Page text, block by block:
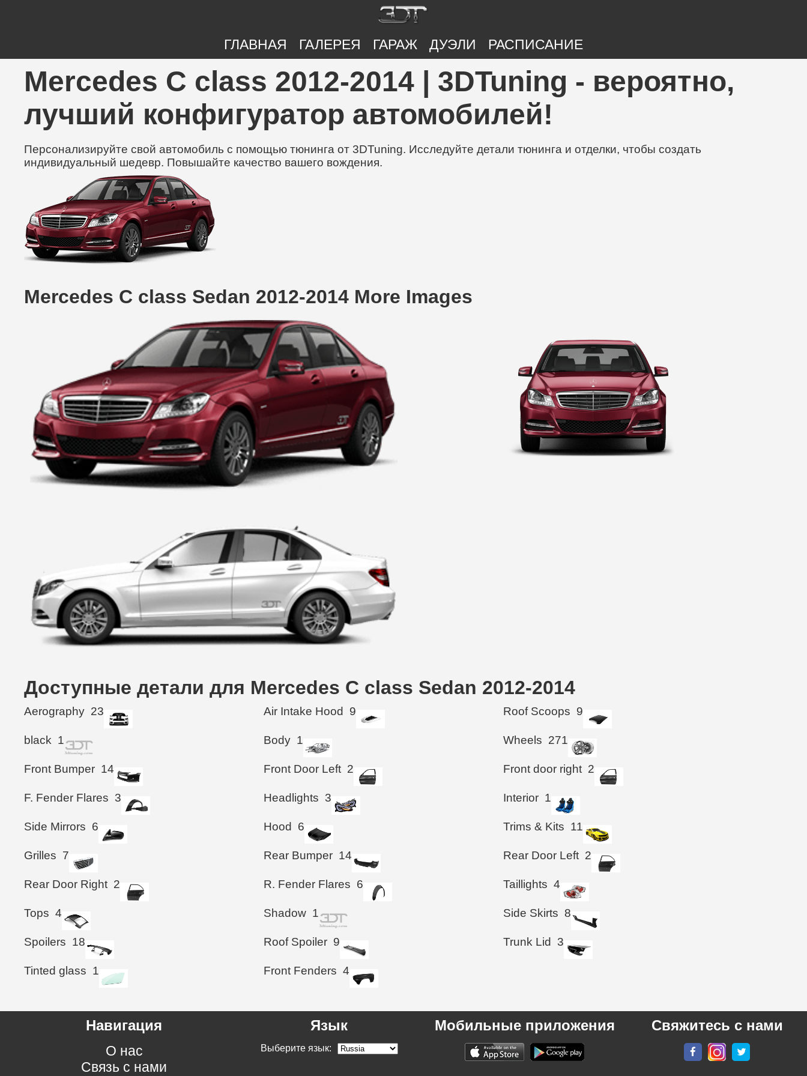
ГЛАВНАЯ ГАЛЕРЕЯ ГАРАЖ ДУЭЛИ РАСПИСАНИЕ
Mercedes C class 2012-2014 | 3DTuning - вероятно,
лучший конфигуратор автомобилей!
Персонализируйте свой автомобиль с помощью тюнинга от 3DTuning. Исследуйте детали тюнинга и отделки, чтобы создать
индивидуальный шедевр. Повышайте качество вашего вождения.
Mercedes C class Sedan 2012-2014 More Images
Доступные детали для Mercedes C class Sedan 2012-2014
Aerography 23 Air Intake Hood 9 Roof Scoops 9
black 1 Body 1 Wheels 271
Front Bumper 14 Front Door Left 2 Front door right 2
F. Fender Flares 3 Headlights 3 Interior 1
Side Mirrors 6 Hood 6 Trims & Kits 11
Grilles 7 Rear Bumper 14 Rear Door Left 2
Rear Door Right 2 R. Fender Flares 6 Taillights 4
Tops 4 Shadow 1 Side Skirts 8
Spoilers 18 Roof Spoiler 9 Trunk Lid 3
Tinted glass 1 Front Fenders 4
Навигация
О нас
Связь с нами
Язык
Выберите язык:
Мобильные приложения Свяжитесь с нами